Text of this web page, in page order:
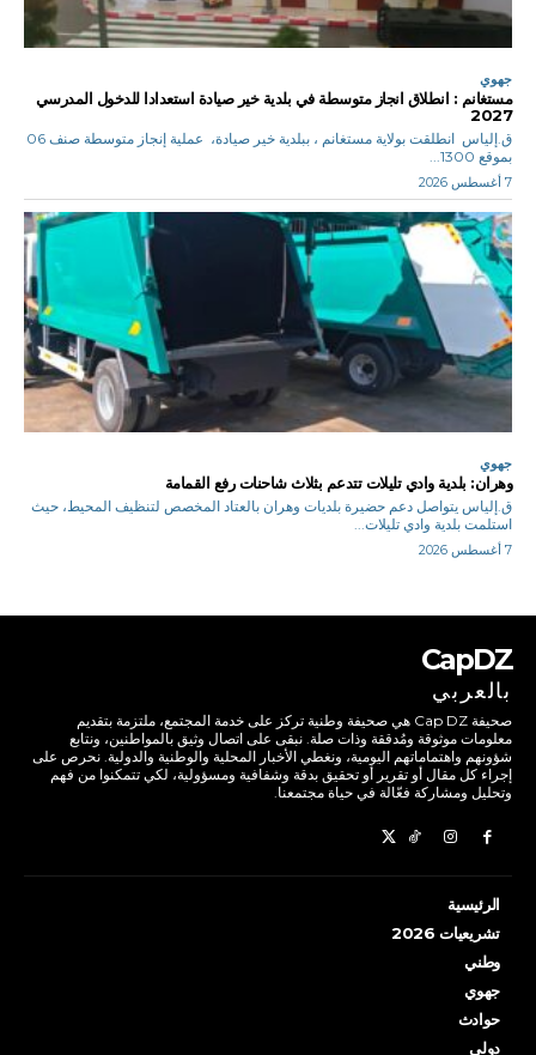
جهوي
مستغانم : انطلاق انجاز متوسطة في بلدية خير صيادة استعدادا للدخول المدرسي
2027
ق.إلياس انطلقت بولاية مستغانم ، ببلدية خير صيادة، عملية إنجاز متوسطة صنف 06
بموقع 1300...
7 أغسطس 2026
جهوي
وهران: بلدية وادي تليلات تتدعم بثلاث شاحنات رفع القمامة
ق.إلياس يتواصل دعم حضيرة بلديات وهران بالعتاد المخصص لتنظيف المحيط، حيث
استلمت بلدية وادي تليلات...
7 أغسطس 2026
CapDZ
بالعربي
صحيفة Cap DZ هي صحيفة وطنية تركز على خدمة المجتمع، ملتزمة بتقديم
معلومات موثوقة ومُدققة وذات صلة. نبقى على اتصال وثيق بالمواطنين، ونتابع
شؤونهم واهتماماتهم اليومية، ونغطي الأخبار المحلية والوطنية والدولية. نحرص على
إجراء كل مقال أو تقرير أو تحقيق بدقة وشفافية ومسؤولية، لكي تتمكنوا من فهم
وتحليل ومشاركة فعّالة في حياة مجتمعنا.
الرئيسية
تشريعيات 2026
وطني
جهوي
حوادث
دولي